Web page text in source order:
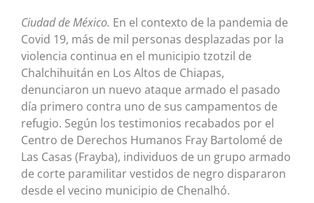
Ciudad de México. En el contexto de la pandemia de
Covid 19, más de mil personas desplazadas por la
violencia continua en el municipio tzotzil de
Chalchihuitán en Los Altos de Chiapas,
denunciaron un nuevo ataque armado el pasado
día primero contra uno de sus campamentos de
refugio. Según los testimonios recabados por el
Centro de Derechos Humanos Fray Bartolomé de
Las Casas (Frayba), individuos de un grupo armado
de corte paramilitar vestidos de negro dispararon
desde el vecino municipio de Chenalhó.